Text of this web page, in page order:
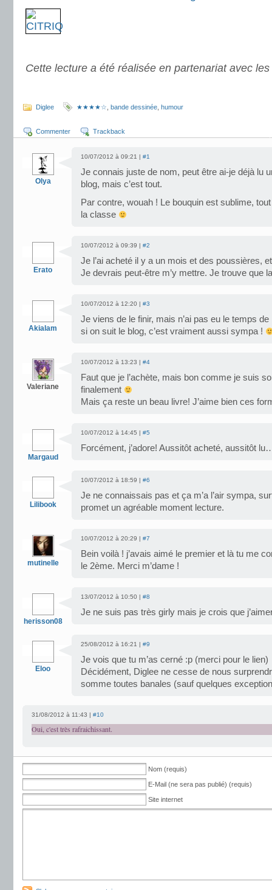
Cette lecture a été réalisée en partenariat avec
Diglee ★★★★☆ bande dessinée humour
Commenter Trackback
Olya
10/07/2012 à 09:21 | #1
Je connais juste de nom, peut être ai-je déjà lu
blog, mais c’est tout.
Par contre, wouah ! Le bouquin est sublime,
la classe
Erato
10/07/2012 à 09:39 | #2
Je l’ai acheté il y a un mois et des poussières,
Je devrais peut-être m’y mettre. Je trouve que
Akialam
10/07/2012 à 12:20 | #3
Je viens de le finir, mais n’ai pas eu le temps
si on suit le blog, c’est vraiment aussi sympa !
Valeriane
10/07/2012 à 13:23 | #4
Faut que je l’achète, mais bon comme je suis
finalement
Mais ça reste un beau livre! J’aime bien ces
Margaud
10/07/2012 à 14:45 | #5
Forcément, j’adore! Aussitôt acheté, aussitôt
Lilibook
10/07/2012 à 18:59 | #6
Je ne connaissais pas et ça m’a l’air sympa,
promet un agréable moment lecture.
mutinelle
10/07/2012 à 20:29 | #7
Bein voilà ! j’avais aimé le premier et là tu me
le 2ème. Merci m’dame !
herisson08
13/07/2012 à 10:50 | #8
Je ne suis pas très girly mais je crois que
Eloo
25/08/2012 à 16:21 | #9
Je vois que tu m’as cerné :p (merci pour le lien)
Décidément, Diglee ne cesse de nous
somme toutes banales (sauf quelques
31/08/2012 à 11:43 | #10
Oui, c'est très rafraichissant.
Nom (requis)
E-Mail (ne sera pas publié) (requis)
Site internet